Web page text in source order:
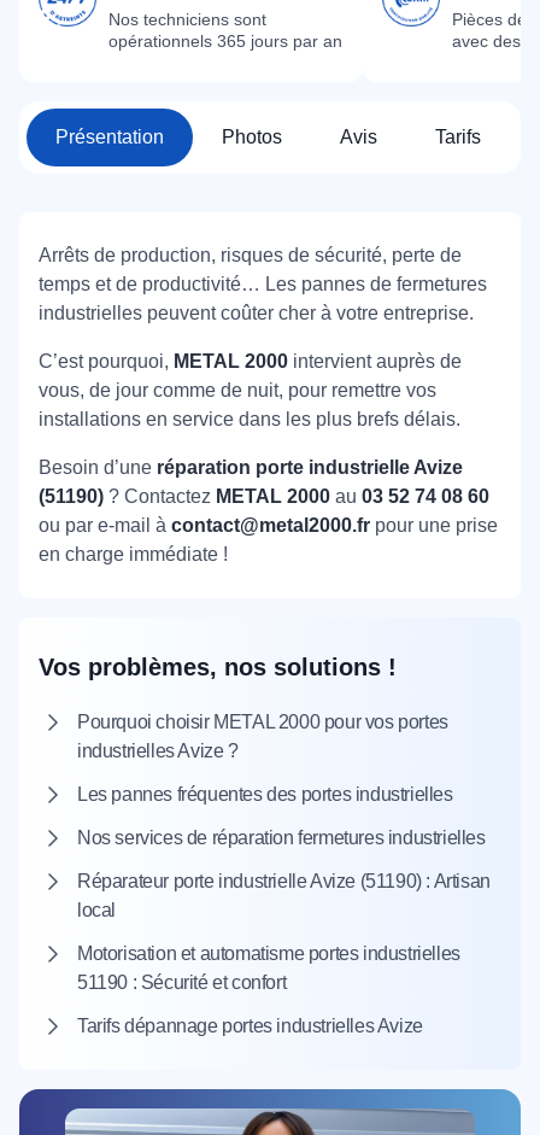
Nos techniciens sont
opérationnels 365 jours par an
Pièces
avec des
Présentation Photos Avis Tarifs
Arrêts de production, risques de sécurité, perte de
temps et de productivité… Les pannes de fermetures
industrielles peuvent coûter cher à votre entreprise.
C’est pourquoi, METAL 2000 intervient auprès de
vous, de jour comme de nuit, pour remettre vos
installations en service dans les plus brefs délais.
Besoin d’une réparation porte industrielle Avize
(51190) ? Contactez METAL 2000 au 03 52 74 08 60
ou par e-mail à contact@metal2000.fr pour une prise
en charge immédiate !
Vos problèmes, nos solutions !
Pourquoi choisir METAL 2000 pour vos portes
industrielles Avize ?
Les pannes fréquentes des portes industrielles
Nos services de réparation fermetures industrielles
Réparateur porte industrielle Avize (51190) : Artisan
local
Motorisation et automatisme portes industrielles
51190 : Sécurité et confort
Tarifs dépannage portes industrielles Avize